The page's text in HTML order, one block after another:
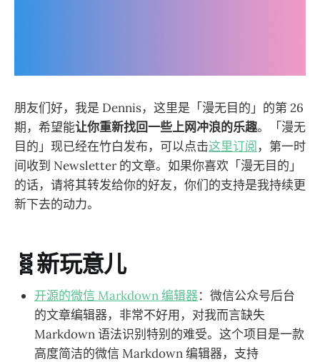
朋友们好，我是 Dennis，这里是「漫无目的」的第 26
期，希望能让你重新找回一些上网冲浪的乐趣。「漫无
目的」现已经在竹白发布，可以点击这里订阅 ，第一时
间收到 Newsletter 的文章。如果你喜欢「漫无目的」
的话，请将其转发给你的好友，你们的支持是我持续更
新下去的动力。
🧬新玩意儿
开源的微信 Markdown 编辑器：微信公众号后台
的文章编辑器，非常不好用，对我而言缺失
Markdown 语法识别特别的难受。这个项目是一款
高度简洁的微信 Markdown 编辑器，支持